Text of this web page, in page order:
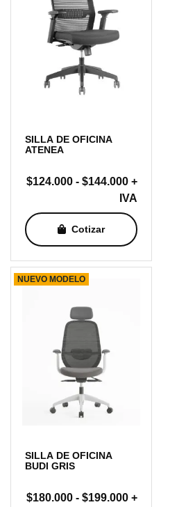
SILLA DE OFICINA
ATENEA
$124.000 - $144.000Rango
de
precios:
desde
$124.000
hasta
+
IVA
Cotizar
SILLA DE OFICINA
BUDI GRIS
$180.000 - $199.000Rango
+
NUEVO MODELO